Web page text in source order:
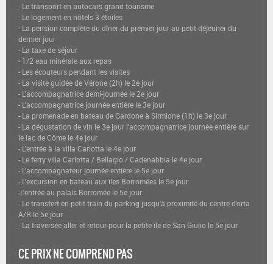
- Le transport en autocars grand tourisme
- Le logement en hôtels 3 étoiles
- La pension complète du dîner du premier jour au petit déjeuner du
dernier jour
- La taxe de séjour
- 1/2 eau minérale aux repas
- Les écouteurs pendant les visites
- La visite guidée de Vérone (2h) le 2e jour
- L'accompagnatrice demi-journée le 2e jour
- L'accompagnatrice journée entière le 3e jour
- La promenade en bateau de Gardone à Sirmione (1h) le 3e jour
- La dégustation de vin le 3e jour l'accompagnatrice journée entière sur
le lac de Côme le 4e jour
- L'entrée à la villa Carlotta le 4e jour
- Le ferry villa Carlotta / Bellagio / Cadenabbia le 4e jour
- L'accompagnateur journée entière le 5e jour
- L'excursion en bateau aux îles Borromées le 5e jour
-L'entrée au palais Borromée le 5e jour
- Le transfert en petit train du parking jusqu'à proximité du centre d'orta
A/R le 5e jour
- La traversée aller et retour pour la petite île de San Giulio le 5e jour
CE PRIX NE COMPREND PAS